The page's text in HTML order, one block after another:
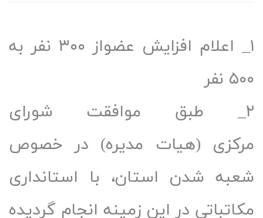
۱_ اعلام افزایش عضواز ۳۰۰ نفر به
طبق موافقت شورای
(هیات مدیره) در خصوص
شدن استان، با استانداری
در این زمینه انجام گردیده